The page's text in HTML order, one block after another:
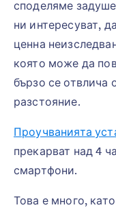
споделяме
ни интересуват,
ценна
която може да
бързо се отвлича
разстояние.
Проучванията
прекарват над 4
смартфони.
Това е много,